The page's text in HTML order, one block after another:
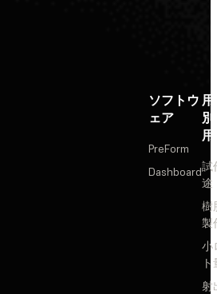
ソフトウ
ェア
PreForm
Dashboard試
途
樹
製
小
射